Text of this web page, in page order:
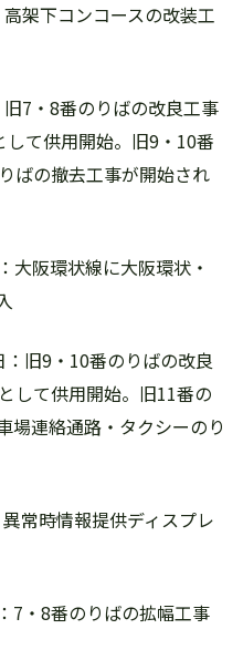
架下コンコースの改装工
7・8番のりばの改良工事
て供用開始。旧9・10番
ばの撤去工事が開始され
大阪環状線に大阪環状・
旧9・10番のりばの改良
して供用開始。旧11番の
場連絡通路・タクシーのり
常時情報提供ディスプレ
7・8番のりばの拡幅工事